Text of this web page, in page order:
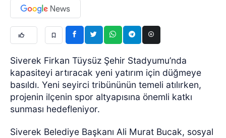
Siverek Firkan Tüysüz Şehir Stadyumu’nda
kapasiteyi artıracak yeni yatırım için düğmeye
basıldı. Yeni seyirci tribününün temeli atılırken,
projenin ilçenin spor altyapısına önemli katkı
sunması hedefleniyor.
Siverek Belediye Başkanı Ali Murat Bucak, sosyal